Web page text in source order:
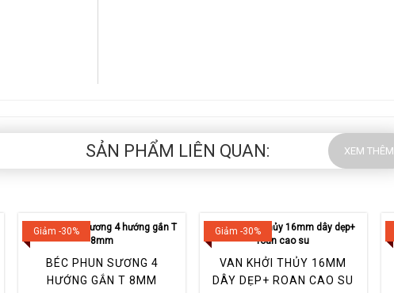
SẢN PHẨM LIÊN QUAN: XEM THÊM
Giảm -30%
BÉC PHUN SƯƠNG 4
HƯỚNG GẮN T 8MM
Giảm -30%
VAN KHỞI THỦY 16MM
DÂY DẸP+ ROAN CAO SU